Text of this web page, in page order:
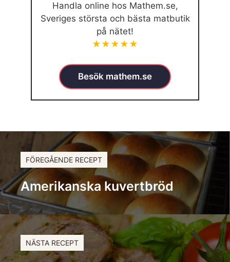
Handla online hos Mathem.se,
Sveriges största och bästa matbutik
på nätet!
★★★★★
Besök mathem.se
FÖREGÅENDE RECEPT
Amerikanska kuvertbröd
NÄSTA RECEPT